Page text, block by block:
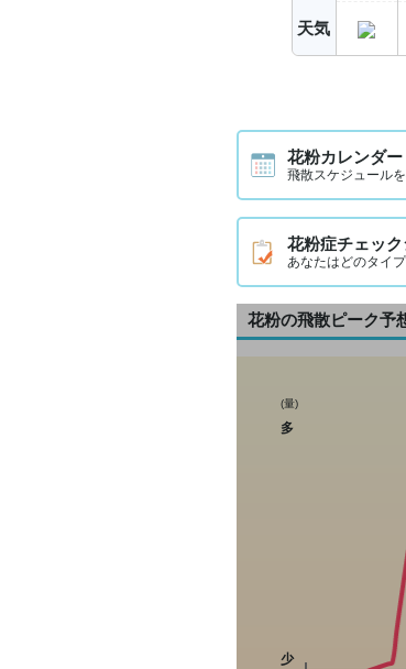
天気
花粉カレンダー
飛散スケジュール
花粉症チェック
あなたはどのタイ
花粉の飛散ピーク予
(量)
多
少